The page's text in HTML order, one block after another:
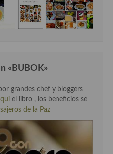
«BUBOK»
grandes chef y bloggers
el libro , los beneficios se
de la Paz